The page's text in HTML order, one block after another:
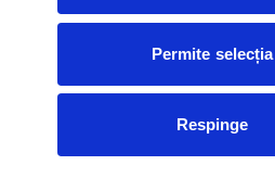
Permite selecția
Respinge
Duplicare bilete